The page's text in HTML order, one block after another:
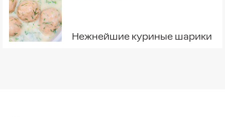
Нежнейшие куриные шарики